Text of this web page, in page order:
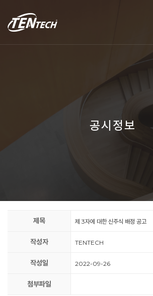
공시정보
제목 제 3자에 대한 신주식 배정 공고
작성자 TENTECH
작성일 2022-09-26
첨부파일